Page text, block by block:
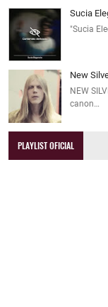
Sucia
"Sucia
New
NEW
canon…
PLAYLIST OFICIAL